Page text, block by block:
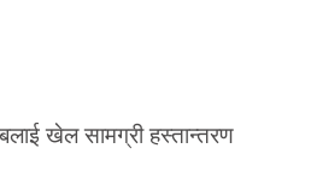
खेल सामग्री हस्तान्तरण